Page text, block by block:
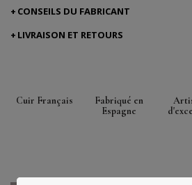
CONSEILS DU FABRICANT
LIVRAISON ET RETOURS
Cuir Français
Fabriqué en
Espagne